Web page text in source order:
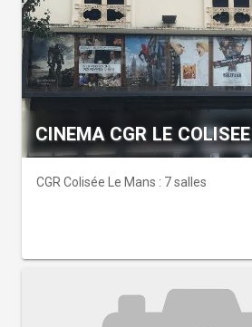
CINEMA CGR LE COLISEE
CGR Colisée Le Mans : 7 salles